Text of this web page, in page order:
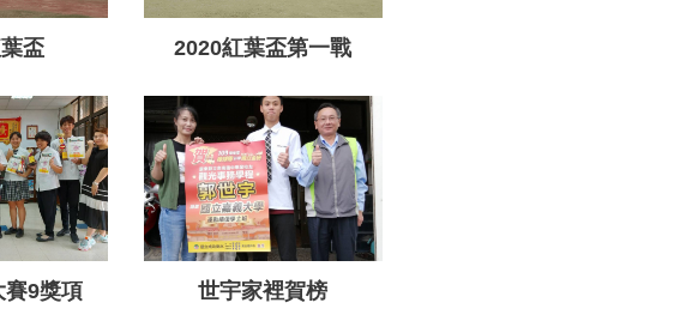
盃 2020紅葉盃第一戰
賽9獎項 世宇家裡賀榜